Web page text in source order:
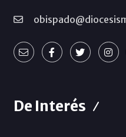
De Interés